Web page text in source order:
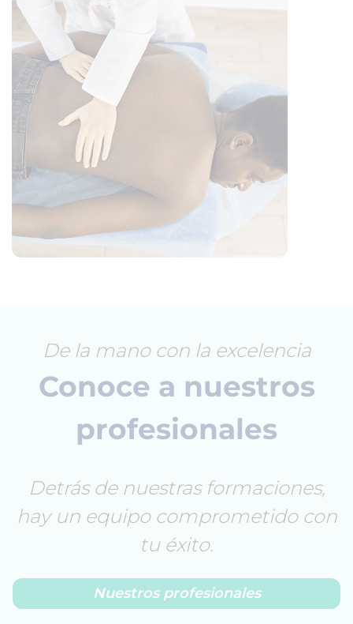
De la mano con la excelencia
Conoce a nuestros
profesionales
Detrás de nuestras formaciones,
hay un equipo comprometido con
tu éxito.
Nuestros profesionales